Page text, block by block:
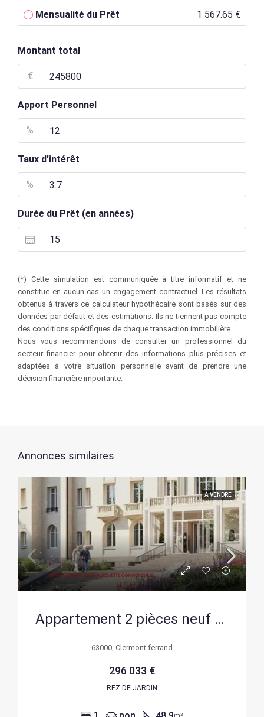
Mensualité du Prêt
1 567.65 €
Montant total
€
Apport Personnel
%
Taux d'intérêt
%
Durée du Prêt (en années)
(*) Cette simulation est communiquée à titre informatif et ne
constitue en aucun cas un engagement contractuel. Les résultats
obtenus à travers ce calculateur hypothécaire sont basés sur des
données par défaut et des estimations. Ils ne tiennent pas compte
des conditions spécifiques de chaque transaction immobilière.
Nous vous recommandons de consulter un professionnel du
secteur financier pour obtenir des informations plus précises et
adaptées à votre situation personnelle avant de prendre une
décision financière importante.
Annonces similaires
A VENDRE
Appartement 2 pièces neuf à Clermont-Ferrand en rez-de-jardin – livraison 2027
63000, Clermont ferrand
296 033 €
REZ DE JARDIN